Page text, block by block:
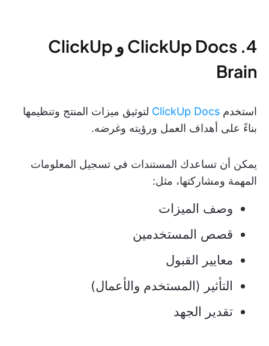
4. ClickUp Docs و ClickUp
Brain
استخدم ClickUp Docs لتوثيق ميزات المنتج وتنظيمها
بناءً على أهداف العمل ورؤيته وغرضه.
يمكن أن تساعدك المستندات في تسجيل المعلومات
المهمة ومشاركتها، مثل:
وصف الميزات
قصص المستخدمين
معايير القبول
التأثير (المستخدم والأعمال)
تقدير الجهد